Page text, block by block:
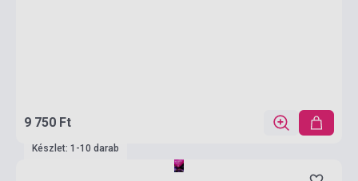
9 750 Ft
Készlet: 1-10 darab